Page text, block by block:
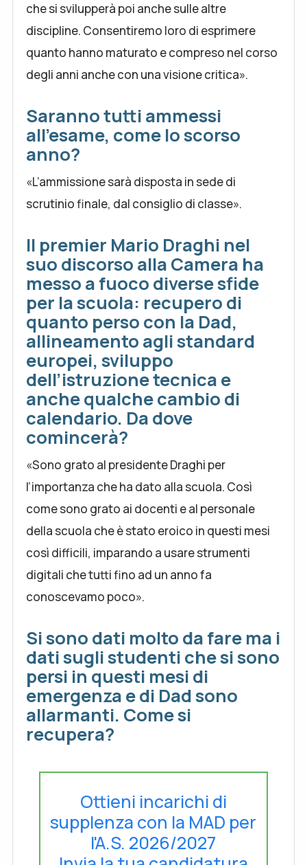
che si svilupperà poi anche sulle altre
discipline. Consentiremo loro di esprimere
quanto hanno maturato e compreso nel corso
degli anni anche con una visione critica».
Saranno tutti ammessi
all’esame, come lo scorso
anno?
«L’ammissione sarà disposta in sede di
scrutinio finale, dal consiglio di classe».
Il premier Mario Draghi nel
suo discorso alla Camera ha
messo a fuoco diverse sfide
per la scuola: recupero di
quanto perso con la Dad,
allineamento agli standard
europei, sviluppo
dell’istruzione tecnica e
anche qualche cambio di
calendario. Da dove
comincerà?
«Sono grato al presidente Draghi per
l’importanza che ha dato alla scuola. Così
come sono grato ai docenti e al personale
della scuola che è stato eroico in questi mesi
così difficili, imparando a usare strumenti
digitali che tutti fino ad un anno fa
conoscevamo poco».
Si sono dati molto da fare ma i
dati sugli studenti che si sono
persi in questi mesi di
emergenza e di Dad sono
allarmanti. Come si
recupera?
Ottieni incarichi di
supplenza con la MAD per
l'A.S. 2026/2027